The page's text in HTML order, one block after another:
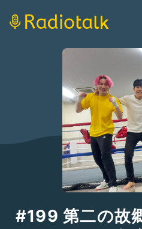
#199 第二の故